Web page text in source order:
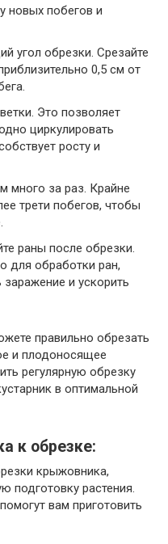
новых побегов и
угол обрезки. Срезайте
0,5 см от
Это позволяет
циркулировать
росту и
много за раз. Крайне
трети побегов, чтобы
раны после обрезки.
для обработки ран,
и ускорить
правильно обрезать
и плодоносящее
регулярную обрезку
в оптимальной
к обрезке:
крыжовника,
подготовку растения.
вам приготовить